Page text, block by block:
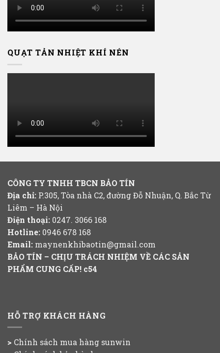
QUẠT TẢN NHIỆT KHÍ NÉN
CÔNG TY TNHH TBCN BẢO TÍN
Địa chỉ: P.305, Tòa nhà C2, đường Đỗ Nhuận, Q. Bắc Từ
Liêm – Hà Nội
Điện thoại: 0247. 3066 168
Hotline: 0946 678 168
Email: maynenkhibaotin@gmail.com
BẢO TÍN – CHỊU TRÁCH NHIỆM VỀ CÁC SẢN
PHẨM CUNG CẤP! c54
HỖ TRỢ KHÁCH HÀNG
> Chính sách mua hàng sunwin